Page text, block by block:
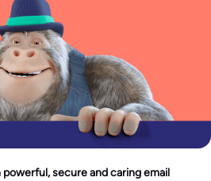
secure and caring email